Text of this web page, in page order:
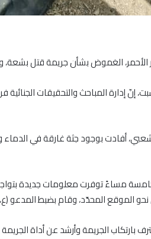
الغموض بشأن جريمة قتل بشعة،
إنّ إدارة المباحث والتحقيقات
أفادت بوجود جثة غارقة في
مساءً توفرت معلومات جديدة
الموقع المحدّد، وقام بضبط المدعو